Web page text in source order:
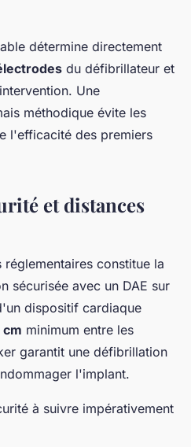
détermine directement
du défibrillateur et
Une
méthodique évite les
l'efficacité des premiers
et distances
constitue la
sécurisée avec un DAE sur
dispositif cardiaque
cm minimum entre les
garantit une défibrillation
l'implant.
à suivre impérativement